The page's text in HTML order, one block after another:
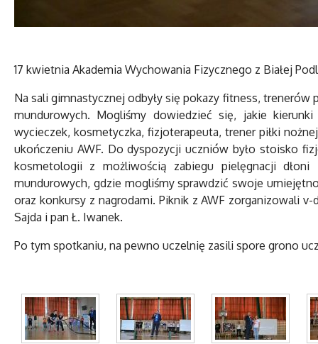
17 kwietnia Akademia Wychowania Fizycznego z Białej
Na sali gimnastycznej odbyły się pokazy fitness, trenerów
mundurowych. Mogliśmy dowiedzieć się, jakie
wycieczek, kosmetyczka, fizjoterapeuta, trener piłki
ukończeniu AWF. Do dyspozycji uczniów było stoisko
kosmetologii z możliwością zabiegu pielęgnacji
mundurowych, gdzie mogliśmy sprawdzić swoje
oraz konkursy z nagrodami. Piknik z AWF zorganizowali
Sajda i pan Ł. Iwanek.
Po tym spotkaniu, na pewno uczelnię zasili spore grono